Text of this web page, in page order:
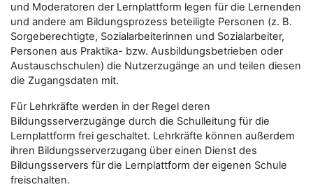
und Moderatoren der Lernplattform legen für die Lernenden
und andere am Bildungsprozess beteiligte Personen (z. B.
Sorgeberechtigte, Sozialarbeiterinnen und Sozialarbeiter,
Personen aus Praktika- bzw. Ausbildungsbetrieben oder
Austauschschulen) die Nutzerzugänge an und teilen diesen
die Zugangsdaten mit.
Für Lehrkräfte werden in der Regel deren
Bildungsserverzugänge durch die Schulleitung für die
Lernplattform frei geschaltet. Lehrkräfte können außerdem
ihren Bildungsserverzugang über einen Dienst des
Bildungsservers für die Lernplattform der eigenen Schule
freischalten.